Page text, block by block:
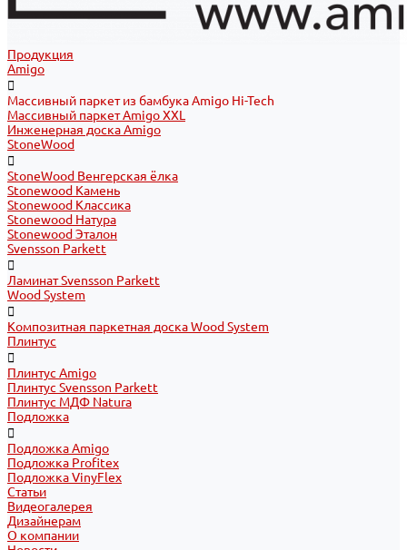
Продукция
Amigo
Массивный паркет из бамбука Amigo Hi-Tech
Массивный паркет Amigo XXL
Инженерная доска Amigo
StoneWood
StoneWood Венгерская ёлка
Stonewood Камень
Stonewood Классика
Stonewood Натура
Stonewood Эталон
Svensson Parkett
Ламинат Svensson Parkett
Wood System
Композитная паркетная доска Wood System
Плинтус
Плинтус Amigo
Плинтус Svensson Parkett
Плинтус МДФ Natura
Подложка
Подложка Amigo
Подложка Profitex
Подложка VinyFlex
Статьи
Видеогалерея
Дизайнерам
О компании